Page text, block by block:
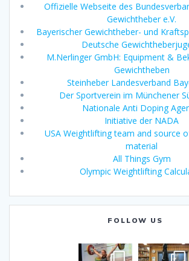
Offizielle Webseite des
Gewichtheber e.V.
Bayerischer Gewichtheber- und
Deutsche
M.Nerlinger GmbH: Equipment &
Gewichtheben
Steinheber Landesverband
Der Sportverein im Münchener
Nationale Anti Doping
Initiative der NADA
USA Weightlifting team and source
material
All Things Gym
Olympic Weightlifting
FOLLOW US